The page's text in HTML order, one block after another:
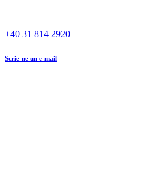
+40 31 814 2920
Scrie-ne un e-mail